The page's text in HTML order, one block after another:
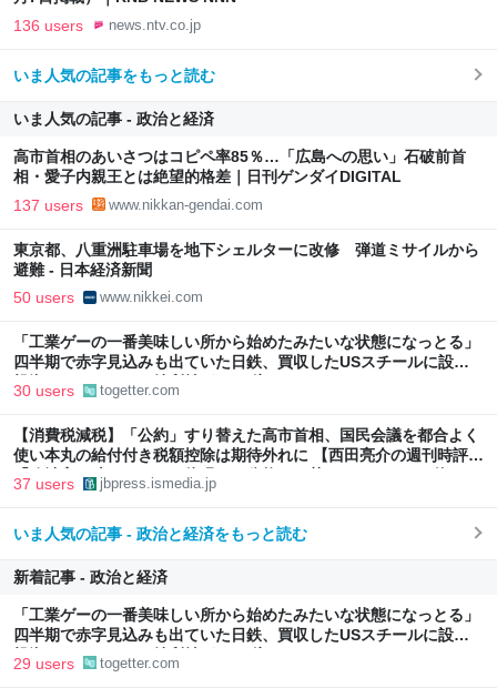
136 users news.ntv.co.jp
いま人気の記事をもっと読む
いま人気の記事 - 政治と経済
高市首相のあいさつはコピペ率85％…「広島への思い」石破前首
相・愛子内親王とは絶望的格差｜日刊ゲンダイDIGITAL
137 users www.nikkan-gendai.com
東京都、八重洲駐車場を地下シェルターに改修 弾道ミサイルから
避難 - 日本経済新聞
50 users www.nikkei.com
「工業ゲーの一番美味しい所から始めたみたいな状態になっとる」
四半期で赤字見込みも出ていた日鉄、買収したUSスチールに設備
投資したら、なんか純利益が2900億になった
30 users togetter.com
【消費税減税】「公約」すり替えた高市首相、国民会議を都合よく
使い本丸の給付付き税額控除は期待外れに 【西田亮介の週刊時評】
「政治家は嘘をつく」を体現した公約すり替え、アリバイに使われ
た国民会議 | JBpress (ジェイビープレス)
37 users jbpress.ismedia.jp
いま人気の記事 - 政治と経済をもっと読む
新着記事 - 政治と経済
「工業ゲーの一番美味しい所から始めたみたいな状態になっとる」
四半期で赤字見込みも出ていた日鉄、買収したUSスチールに設備
投資したら、なんか純利益が2900億になった
29 users togetter.com